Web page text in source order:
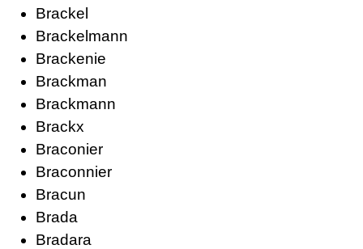
Brackel
Brackelmann
Brackenie
Brackman
Brackmann
Brackx
Braconier
Braconnier
Bracun
Brada
Bradara